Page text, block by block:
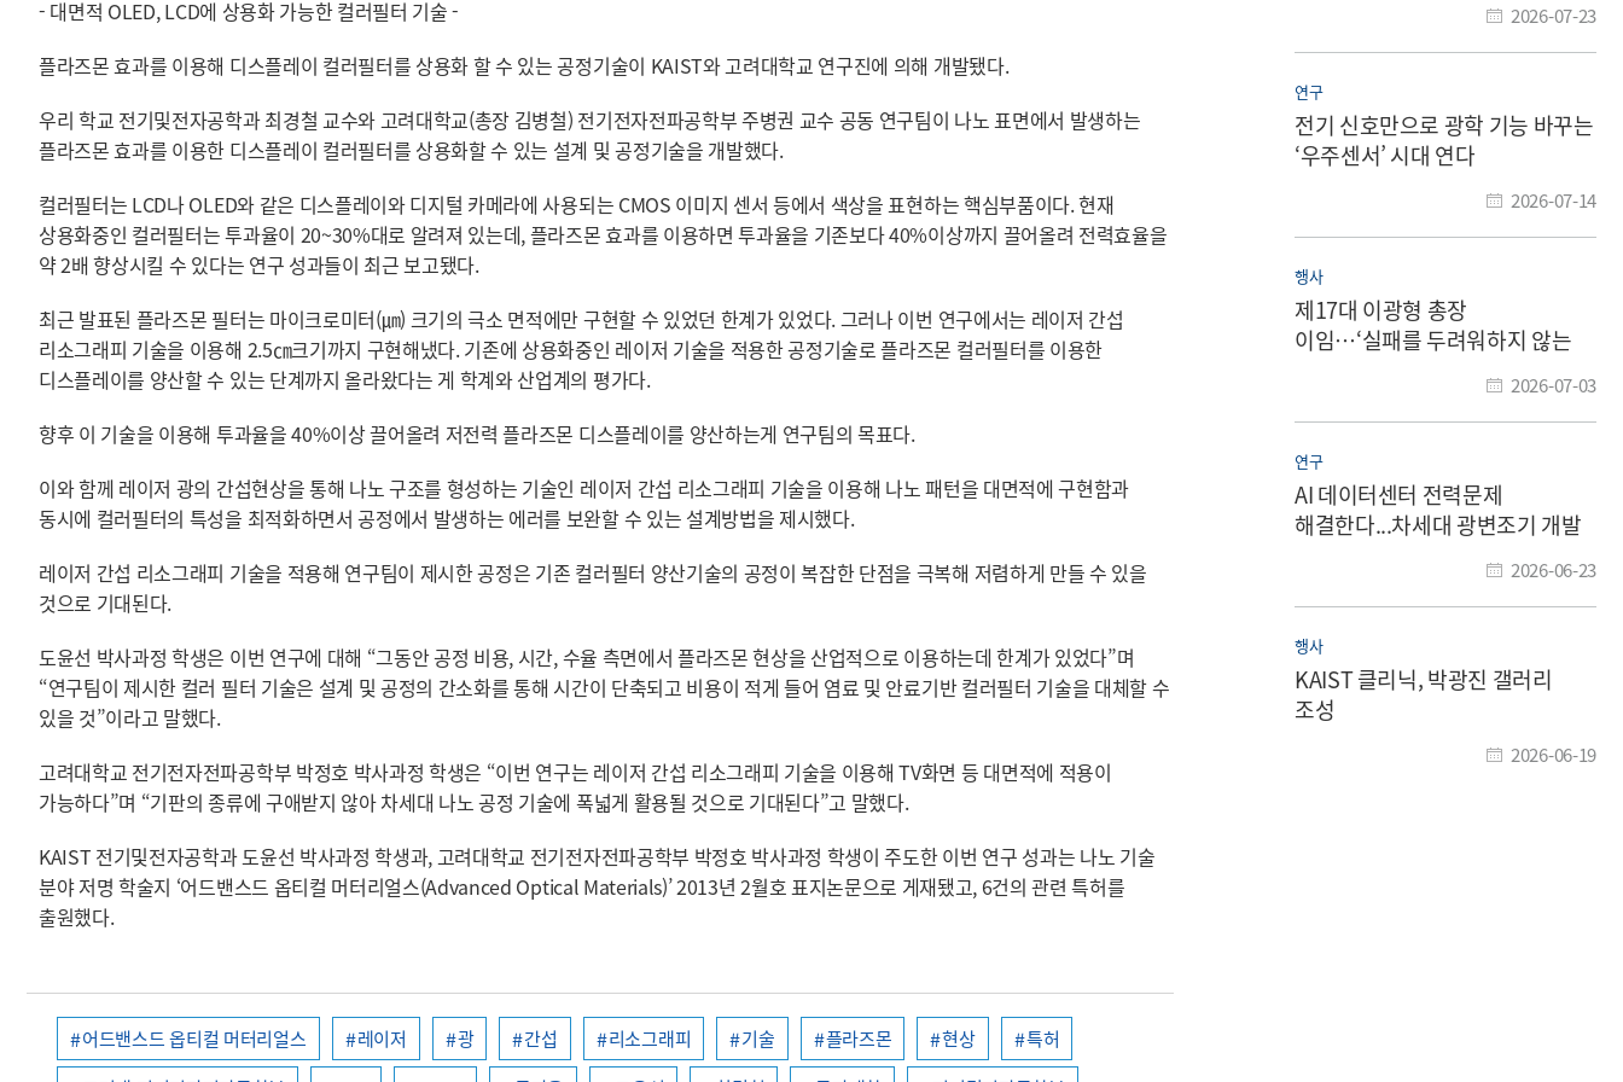
- 대면적 OLED, LCD에 상용화 가능한 컬러필터 기술 -
플라즈몬 효과를 이용해 디스플레이 컬러필터를 상용화 할 수 있는 공정기술이 KAIST와 고려대학교 연구진에 의해 개발됐다.
우리 학교 전기및전자공학과 최경철 교수와 고려대학교(총장 김병철) 전기전자전파공학부 주병권 교수 공동 연구팀이 나노 표면에서 발생하는
플라즈몬 효과를 이용한 디스플레이 컬러필터를 상용화할 수 있는 설계 및 공정기술을 개발했다.
컬러필터는 LCD나 OLED와 같은 디스플레이와 디지털 카메라에 사용되는 CMOS 이미지 센서 등에서 색상을 표현하는 핵심부품이다. 현재
상용화중인 컬러필터는 투과율이 20~30%대로 알려져 있는데, 플라즈몬 효과를 이용하면 투과율을 기존보다 40%이상까지 끌어올려 전력효율을
약 2배 향상시킬 수 있다는 연구 성과들이 최근 보고됐다.
최근 발표된 플라즈몬 필터는 마이크로미터(㎛) 크기의 극소 면적에만 구현할 수 있었던 한계가 있었다. 그러나 이번 연구에서는 레이저 간섭
리소그래피 기술을 이용해 2.5㎝크기까지 구현해냈다. 기존에 상용화중인 레이저 기술을 적용한 공정기술로 플라즈몬 컬러필터를 이용한
디스플레이를 양산할 수 있는 단계까지 올라왔다는 게 학계와 산업계의 평가다.
향후 이 기술을 이용해 투과율을 40%이상 끌어올려 저전력 플라즈몬 디스플레이를 양산하는게 연구팀의 목표다.
이와 함께 레이저 광의 간섭현상을 통해 나노 구조를 형성하는 기술인 레이저 간섭 리소그래피 기술을 이용해 나노 패턴을 대면적에 구현함과
동시에 컬러필터의 특성을 최적화하면서 공정에서 발생하는 에러를 보완할 수 있는 설계방법을 제시했다.
레이저 간섭 리소그래피 기술을 적용해 연구팀이 제시한 공정은 기존 컬러필터 양산기술의 공정이 복잡한 단점을 극복해 저렴하게 만들 수 있을
것으로 기대된다.
도윤선 박사과정 학생은 이번 연구에 대해 “그동안 공정 비용, 시간, 수율 측면에서 플라즈몬 현상을 산업적으로 이용하는데 한계가 있었다”며
“연구팀이 제시한 컬러 필터 기술은 설계 및 공정의 간소화를 통해 시간이 단축되고 비용이 적게 들어 염료 및 안료기반 컬러필터 기술을 대체할 수
있을 것”이라고 말했다.
고려대학교 전기전자전파공학부 박정호 박사과정 학생은 “이번 연구는 레이저 간섭 리소그래피 기술을 이용해 TV화면 등 대면적에 적용이
가능하다”며 “기판의 종류에 구애받지 않아 차세대 나노 공정 기술에 폭넓게 활용될 것으로 기대된다”고 말했다.
KAIST 전기및전자공학과 도윤선 박사과정 학생과, 고려대학교 전기전자전파공학부 박정호 박사과정 학생이 주도한 이번 연구 성과는 나노 기술
분야 저명 학술지 ‘어드밴스드 옵티컬 머터리얼스(Advanced Optical Materials)’ 2013년 2월호 표지논문으로 게재됐고, 6건의 관련 특허를
출원했다.
어드밴스드 옵티컬 머터리얼스 레이저 광 간섭 리소그래피 기술 플라즈몬 현상
특허
2026-07-23
연구
전기 신호만으로 광학 기능 바꾸는
‘우주센서’ 시대 연다
2026-07-14
행사
제17대 이광형 총장
이임…‘실패를 두려워하지 않는
2026-07-03
연구
AI 데이터센터 전력문제
해결한다...차세대 광변조기 개발
2026-06-23
행사
KAIST 클리닉, 박광진 갤러리
조성
2026-06-19